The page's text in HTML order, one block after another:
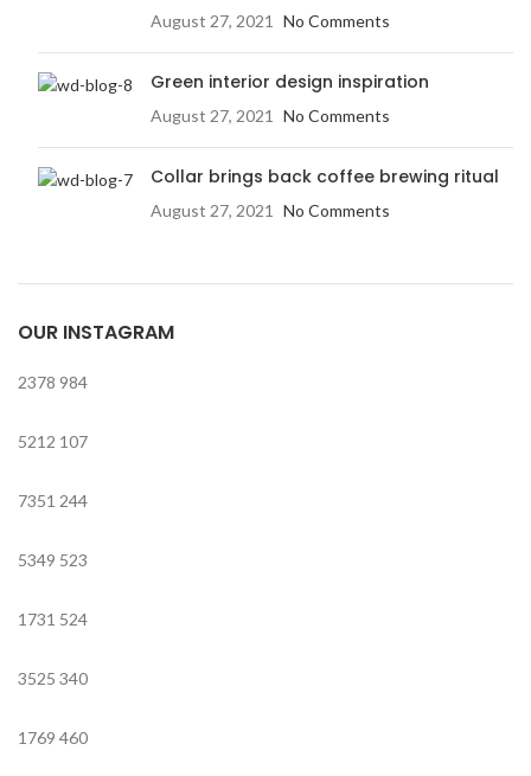
August 27, 2021 No Comments
Green interior design inspiration
August 27, 2021 No Comments
Collar brings back coffee brewing ritual
August 27, 2021 No Comments
OUR INSTAGRAM
2378 984
5212 107
7351 244
5349 523
1731 524
3525 340
1769 460